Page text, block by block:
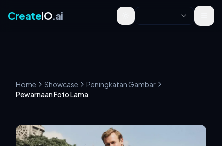
CreateIO.ai Toggle theme
Home Showcase
Peningkatan Gambar
Pewarnaan Foto Lama